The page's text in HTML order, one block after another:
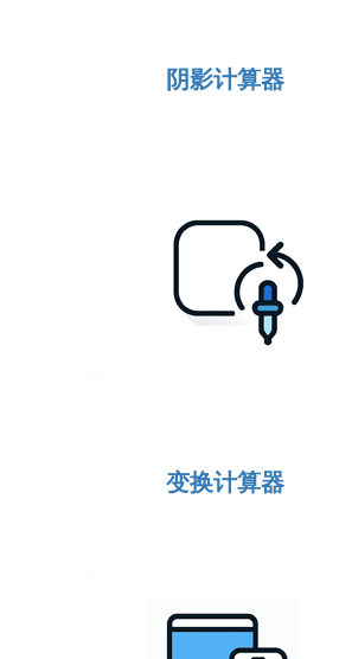
阴影计算器
变换计算器